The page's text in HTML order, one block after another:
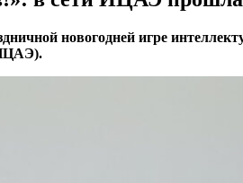
новогодней игре